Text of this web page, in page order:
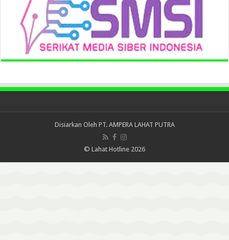
Disiarkan Oleh PT. AMPERA LAHAT PUTRA
© Lahat Hotline 2026